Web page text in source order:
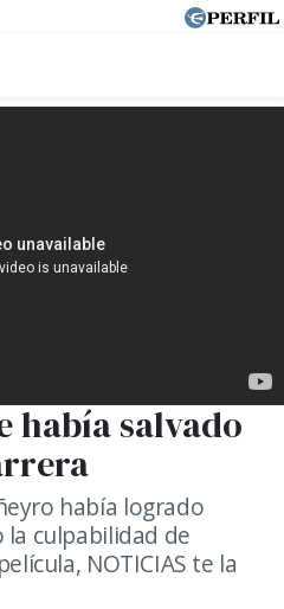
había salvado
había logrado
culpabilidad de
NOTICIAS te la